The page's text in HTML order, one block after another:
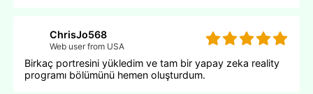
ChrisJo568
Web user from USA
Birkaç portresini yükledim ve tam bir yapay zeka reality
programı bölümünü hemen oluşturdum.